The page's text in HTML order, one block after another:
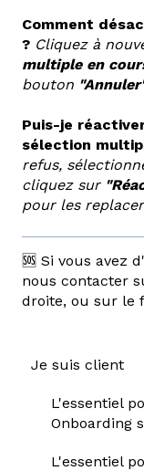
Comment
? Cliquez à
multiple en
bouton
Puis-je
sélection
refus,
cliquez sur
pour les
🆘 Si vous avez
nous contacter
droite, ou sur le
Je suis client
L'essentiel
Onboarding
L'essentiel